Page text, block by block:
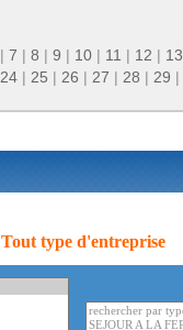
| 7 | 8 | 9 | 10 | 11 | 12 | 13
24 | 25 | 26 | 27 | 28 | 29 |
Tout type d'entreprise